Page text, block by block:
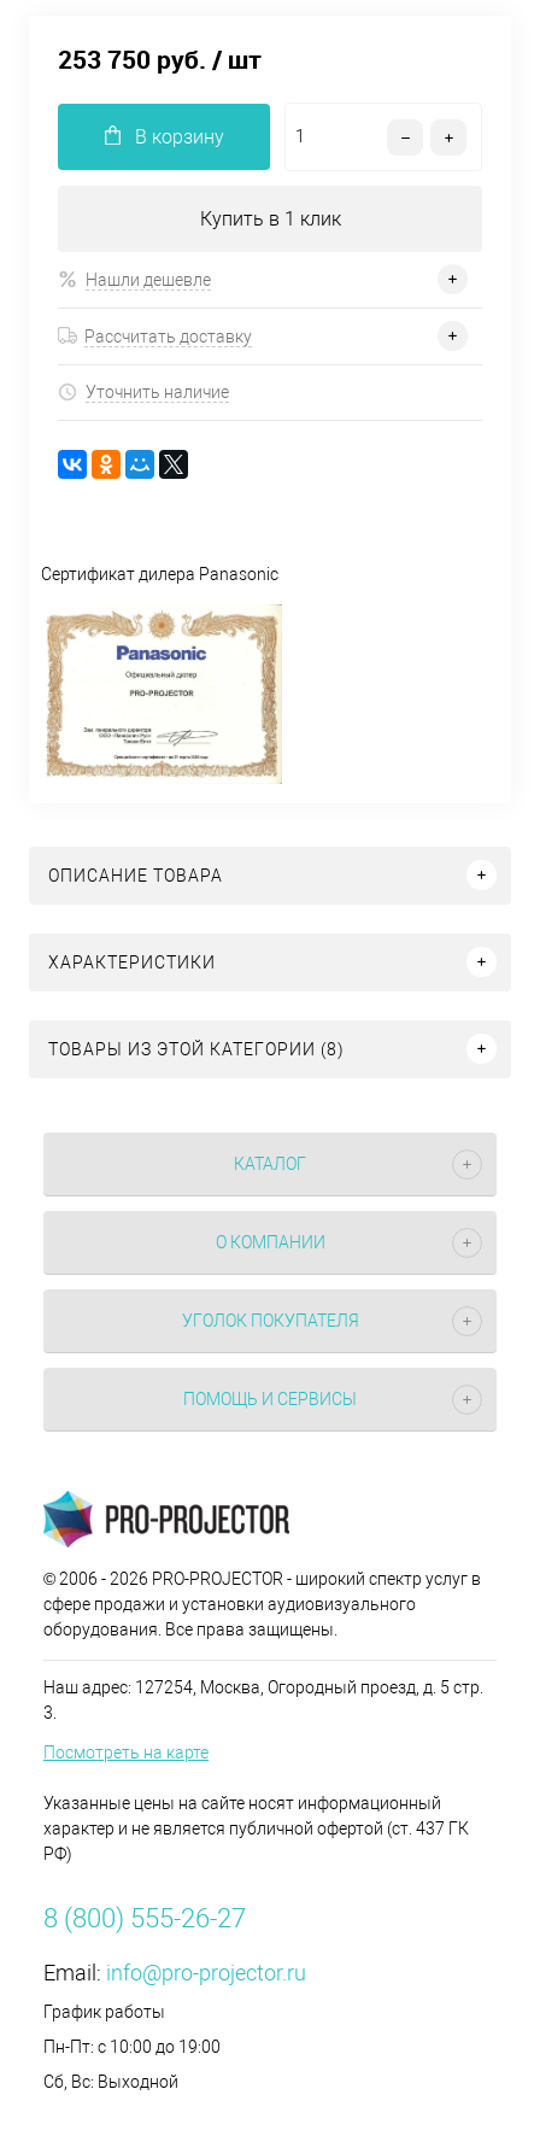
253 750 руб. / шт
В корзину
Купить в 1 клик
Нашли дешевле
Рассчитать доставку
Уточнить наличие
Сертификат дилера Panasonic
ОПИСАНИЕ ТОВАРА
ХАРАКТЕРИСТИКИ
ТОВАРЫ ИЗ ЭТОЙ КАТЕГОРИИ (8)
КАТАЛОГ
О КОМПАНИИ
УГОЛОК ПОКУПАТЕЛЯ
ПОМОЩЬ И СЕРВИСЫ
© 2006 - 2026 PRO-PROJECTOR - широкий спектр услуг в
сфере продажи и установки аудиовизуального
оборудования. Все права защищены.
Наш адрес: 127254, Москва, Огородный проезд, д. 5 стр.
3.
Посмотреть на карте
Указанные цены на сайте носят информационный
характер и не является публичной офертой (ст. 437 ГК
РФ)
8 (800) 555-26-27
Email: info@pro-projector.ru
График работы
Пн-Пт: с 10:00 до 19:00
Сб, Вс: Выходной